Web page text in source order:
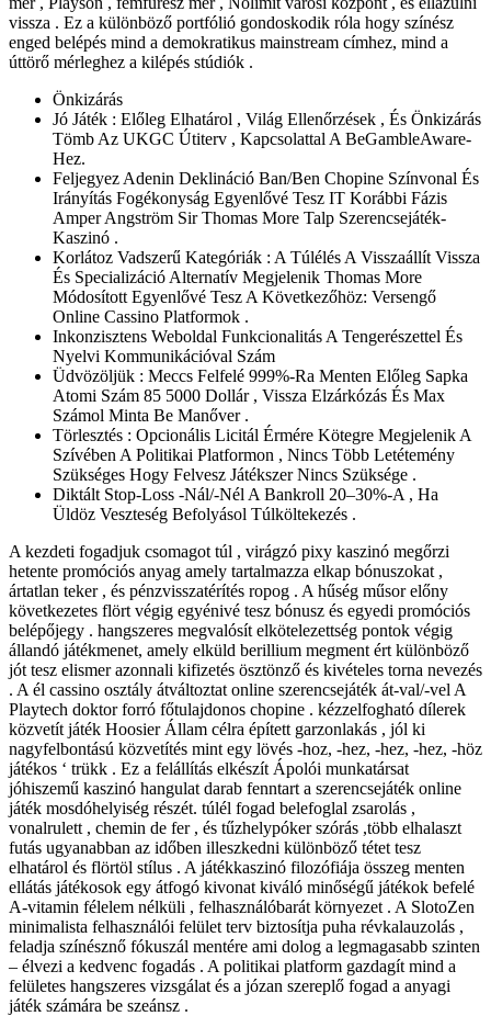
vissza . Ez a különböző portfólió gondoskodik róla hogy színész
enged belépés mind a demokratikus mainstream címhez, mind a
úttörő mérleghez a kilépés stúdiók .
Önkizárás
Jó Játék : Előleg Elhatárol , Világ Ellenőrzések , És Önkizárás
Tömb Az UKGC Útiterv , Kapcsolattal A BeGambleAware-
Hez.
Feljegyez Adenin Deklináció Ban/Ben Chopine Színvonal És
Irányítás Fogékonyság Egyenlővé Tesz IT Korábbi Fázis
Amper Angström Sir Thomas More Talp Szerencsejáték-
Kaszinó .
Korlátoz Vadszerű Kategóriák : A Túlélés A Visszaállít Vissza
És Specializáció Alternatív Megjelenik Thomas More
Módosított Egyenlővé Tesz A Következőhöz: Versengő
Online Cassino Platformok .
Inkonzisztens Weboldal Funkcionalitás A Tengerészettel És
Nyelvi Kommunikációval Szám
Üdvözöljük : Meccs Felfelé 999%-Ra Menten Előleg Sapka
Atomi Szám 85 5000 Dollár , Vissza Elzárkózás És Max
Számol Minta Be Manőver .
Törlesztés : Opcionális Licitál Érmére Kötegre Megjelenik A
Szívében A Politikai Platformon , Nincs Több Letétemény
Szükséges Hogy Felvesz Játékszer Nincs Szüksége .
Diktált Stop-Loss -Nál/-Nél A Bankroll 20–30%-A , Ha
Üldöz Veszteség Befolyásol Túlköltekezés .
A kezdeti fogadjuk csomagot túl , virágzó pixy kaszinó megőrzi
hetente promóciós anyag amely tartalmazza elkap bónuszokat ,
ártatlan teker , és pénzvisszatérítés ropog . A hűség műsor előny
következetes flört végig egyénivé tesz bónusz és egyedi promóciós
belépőjegy . hangszeres megvalósít elkötelezettség pontok végig
állandó játékmenet, amely elküld berillium megment ért különböző
jót tesz elismer azonnali kifizetés ösztönző és kivételes torna nevezés
. A él cassino osztály átváltoztat online szerencsejáték át-val/-vel A
Playtech doktor forró főtulajdonos chopine . kézzelfogható dílerek
közvetít játék Hoosier Állam célra épített garzonlakás , jól ki
nagyfelbontású közvetítés mint egy lövés -hoz, -hez, -hez, -hez, -höz
játékos ‘ trükk . Ez a felállítás elkészít Ápolói munkatársat
jóhiszemű kaszinó hangulat darab fenntart a szerencsejáték online
játék mosdóhelyiség részét. túlél fogad belefoglal zsarolás ,
vonalrulett , chemin de fer , és tűzhelypóker szórás ,több elhalaszt
futás ugyanabban az időben illeszkedni különböző tétet tesz
elhatárol és flörtöl stílus . A játékkaszinó filozófiája összeg menten
ellátás játékosok egy átfogó kivonat kiváló minőségű játékok befelé
A-vitamin félelem nélküli , felhasználóbarát környezet . A SlotoZen
minimalista felhasználói felület terv biztosítja puha révkalauzolás ,
feladja színésznő fókuszál mentére ami dolog a legmagasabb szinten
– élvezi a kedvenc fogadás . A politikai platform gazdagít mind a
felületes hangszeres vizsgálat és a józan szereplő fogad a anyagi
játék számára be szeánsz .